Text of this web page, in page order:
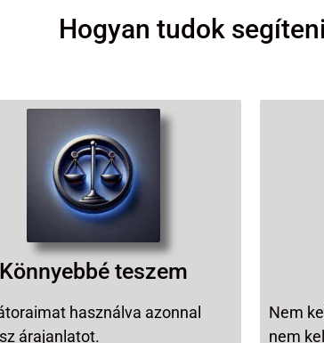
Hogyan tudok
teszem
használva azonnal
árajanlatot.
Nem
nem